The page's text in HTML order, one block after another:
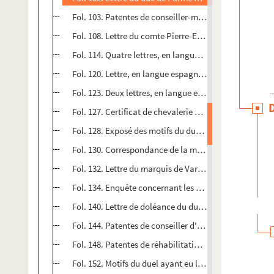
Fol. 103. Patentes de conseiller-maître aux requêtes
Fol. 108. Lettre du comte Pierre-Ernest de Mansfeld,
Fol. 114. Quatre lettres, en langue espagnole, datées
Fol. 120. Lettre, en langue espagnole, écrite de Gray
Fol. 123. Deux lettres, en langue espagnole, de
Fol. 127. Certificat de chevalerie pour Marc de
Fol. 128. Exposé des motifs du duel de Ferdinand
Fol. 130. Correspondance de la municipalité de
Fol. 132. Lettre du marquis de Varambon au sujet
Fol. 134. Enquête concernant les services de feu
Fol. 140. Lettre de doléance du duc Julien-Frédéric
Fol. 144. Patentes de conseiller d'État des Pays-Bas
Fol. 148. Patentes de réhabilitation de noblesse pour
Fol. 152. Motifs du duel ayant eu lieu à Bruxelles